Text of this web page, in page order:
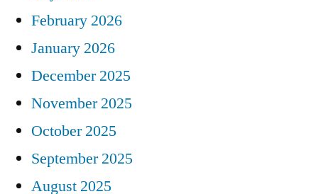
February 2026
January 2026
December 2025
November 2025
October 2025
September 2025
August 2025